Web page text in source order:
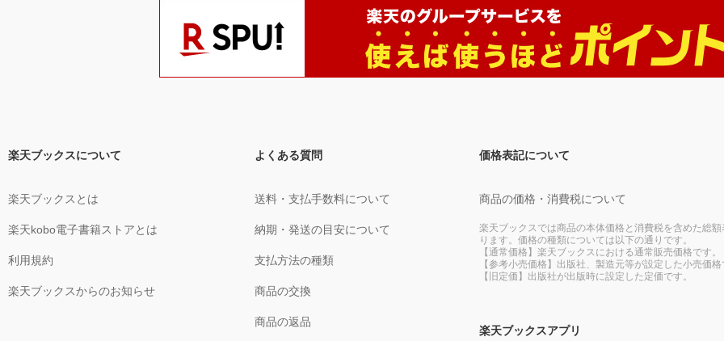
楽天ブックスについて
楽天ブックスとは
楽天kobo電子書籍ストアとは
利用規約
楽天ブックスからのお知らせ
よくある質問
送料・支払手数料について
納期・発送の目安について
支払方法の種類
商品の交換
商品の返品
価格表記について
商品の価格・消費税について
楽天ブックスでは商品の本体価格と消費税を含めた総額
ります。価格の種類については以下の通りです。
【通常価格】楽天ブックスにおける通常販売価格です。
【参考小売価格】出版社、製造元等が設定した小売価格
【旧定価】出版社が出版時に設定した定価です。
楽天ブックスアプリ